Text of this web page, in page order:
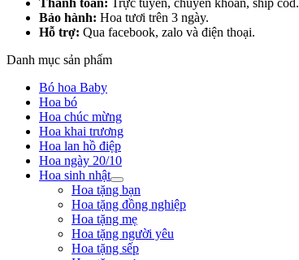
Thanh toán: Trực tuyến, chuyển khoản, ship cod.
Bảo hành: Hoa tươi trên 3 ngày.
Hỗ trợ: Qua facebook, zalo và điện thoại.
Danh mục sản phẩm
Bó hoa Baby
Hoa bó
Hoa chúc mừng
Hoa khai trương
Hoa lan hồ điệp
Hoa ngày 20/10
Hoa sinh nhật
Hoa tặng bạn
Hoa tặng đồng nghiệp
Hoa tặng mẹ
Hoa tặng người yêu
Hoa tặng sếp